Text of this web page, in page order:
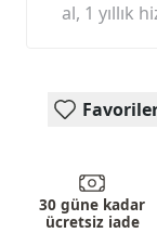
al, 1 yıllık
30 güne kadar
ücretsiz iade